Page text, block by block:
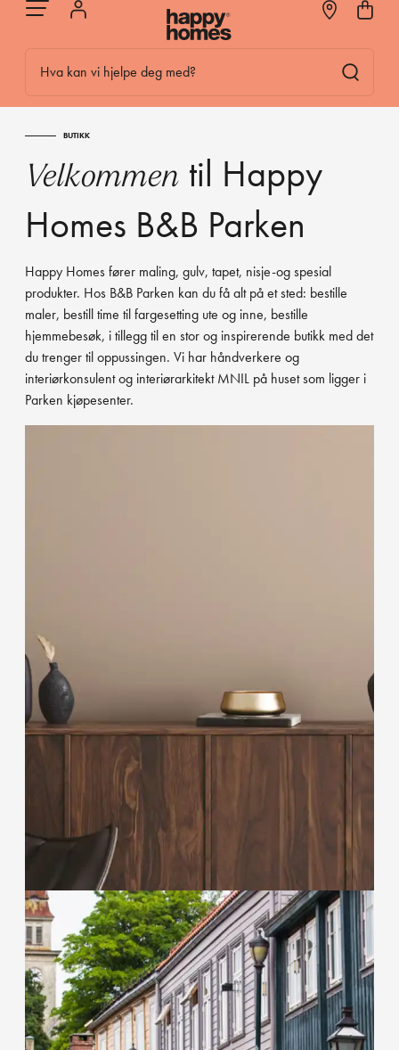
Hva kan vi hjelpe deg med?
BUTIKK
Velkommen til Happy
Homes B&B Parken
Happy Homes fører maling, gulv, tapet, nisje-og spesial
produkter. Hos B&B Parken kan du få alt på et sted: bestille
maler, bestill time til fargesetting ute og inne, bestille
hjemmebesøk, i tillegg til en stor og inspirerende butikk med det
du trenger til oppussingen. Vi har håndverkere og
interiørkonsulent og interiørarkitekt MNIL på huset som ligger i
Parken kjøpesenter.